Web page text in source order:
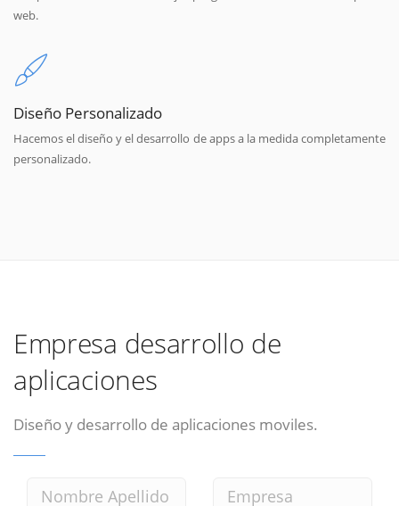
web.
Diseño Personalizado
Hacemos el diseño y el desarrollo de apps a la medida completamente
personalizado.
Empresa desarrollo de
aplicaciones
Diseño y desarrollo de aplicaciones moviles.